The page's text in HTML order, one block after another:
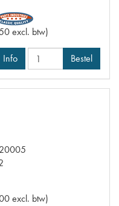
excl. btw)
Info Bestel
excl. btw)